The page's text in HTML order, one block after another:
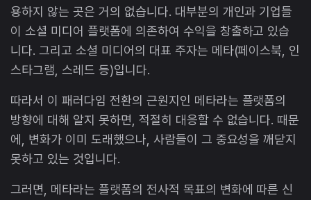
용하지 않는 곳은 거의 없습니다. 대부분의 개인과 기업들
이 소셜 미디어 플랫폼에 의존하여 수익을 창출하고 있습
니다. 그리고 소셜 미디어의 대표 주자는 메타(페이스북, 인
스타그램, 스레드 등)입니다.
따라서 이 패러다임 전환의 근원지인 메타라는 플랫폼의
방향에 대해 알지 못하면, 적절히 대응할 수 없습니다. 때문
에, 변화가 이미 도래했으나, 사람들이 그 중요성을 깨닫지
못하고 있는 것입니다.
그러면, 메타라는 플랫폼의 전사적 목표의 변화에 따른 신